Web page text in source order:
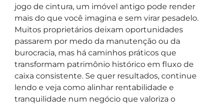
jogo de cintura, um imóvel antigo pode render
mais do que você imagina e sem virar pesadelo.
Muitos proprietários deixam oportunidades
passarem por medo da manutenção ou da
burocracia, mas há caminhos práticos que
transformam patrimônio histórico em fluxo de
caixa consistente. Se quer resultados, continue
lendo e veja como alinhar rentabilidade e
tranquilidade num negócio que valoriza o